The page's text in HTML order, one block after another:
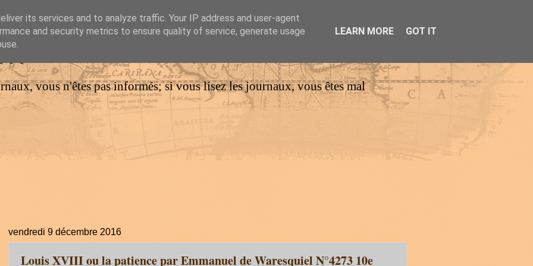
vous n'êtes pas informés; si vous lisez les journaux, vous êtes mal
vendredi 9 décembre 2016
Louis XVIII ou la patience par Emmanuel de Waresquiel N°4273 10e
its services and to analyze traffic. Your IP address and user-agent
and security metrics to ensure quality of service, generate usage
LEARN MORE GOT IT